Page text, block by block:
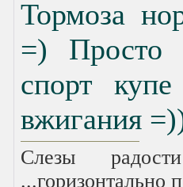
Тормоза
=) Просто
спорт
вжигания
Слезы
...горизонтально